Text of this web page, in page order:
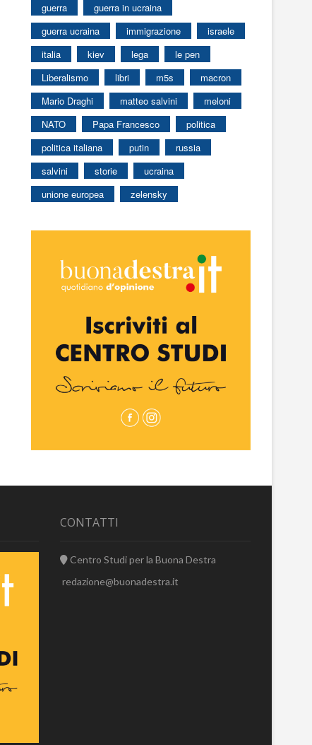
guerra
guerra in ucraina
guerra ucraina
immigrazione
israele
italia
kiev lega
le pen
Liberalismo
libri m5s
macron
Mario Draghi
matteo salvini
meloni
NATO
Papa Francesco
politica
politica italiana
putin
russia
salvini
storie
ucraina
unione europea
zelensky
CONTATTI
Centro Studi per la Buona Destra
redazione@buonadestra.it